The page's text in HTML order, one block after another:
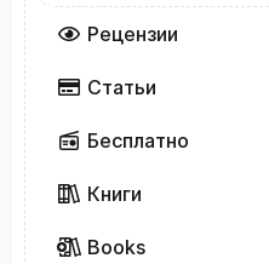
Рецензии
Статьи
Бесплатно
Книги
Books